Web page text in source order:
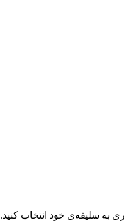
به سلیقه‌ی خود انتخاب کنید.